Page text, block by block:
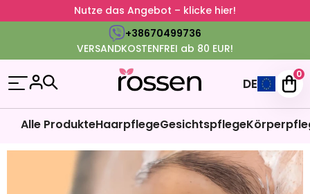
Nutze das Angebot – klicke hier!
+38670499736
VERSANDKOSTENFREI ab 80 EUR!
DE
0
Alle ProdukteHaarpflegeGesichtspflege